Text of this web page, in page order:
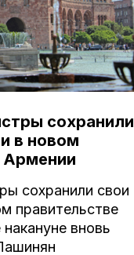
сохранили
в новом
Армении
сохранили свои
правительстве
вновь